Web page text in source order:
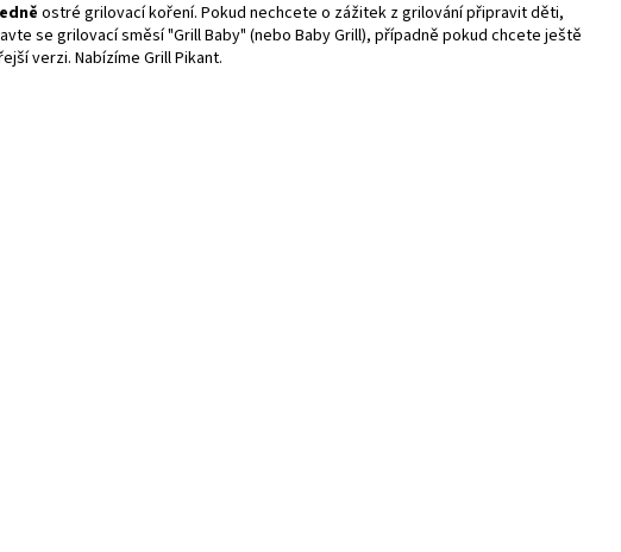
ostré grilovací koření. Pokud nechcete o zážitek z grilování připravit děti,
se grilovací směsí "Grill Baby" (nebo Baby Grill), případně pokud chcete ještě
verzi. Nabízíme Grill Pikant.